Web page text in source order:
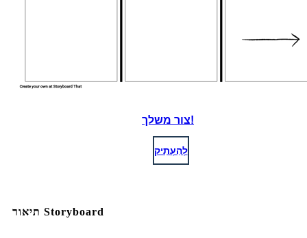
צור משלך!
לְהַעְתִיק
תיאור Storyboard